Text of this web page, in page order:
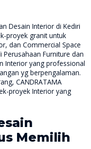
Desain Interior di Kediri
proyek granit untuk
dan Commercial Space
Furniture dan
Interior yang professional
yg berpengalaman.
CANDRATAMA
proyek Interior yang
Memilih